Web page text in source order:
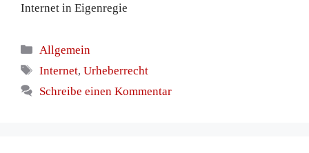
Internet in Eigenregie
Kategorien
Allgemein
Schlagwörter
Internet,Urheberrecht
Schreibe einen Kommentar